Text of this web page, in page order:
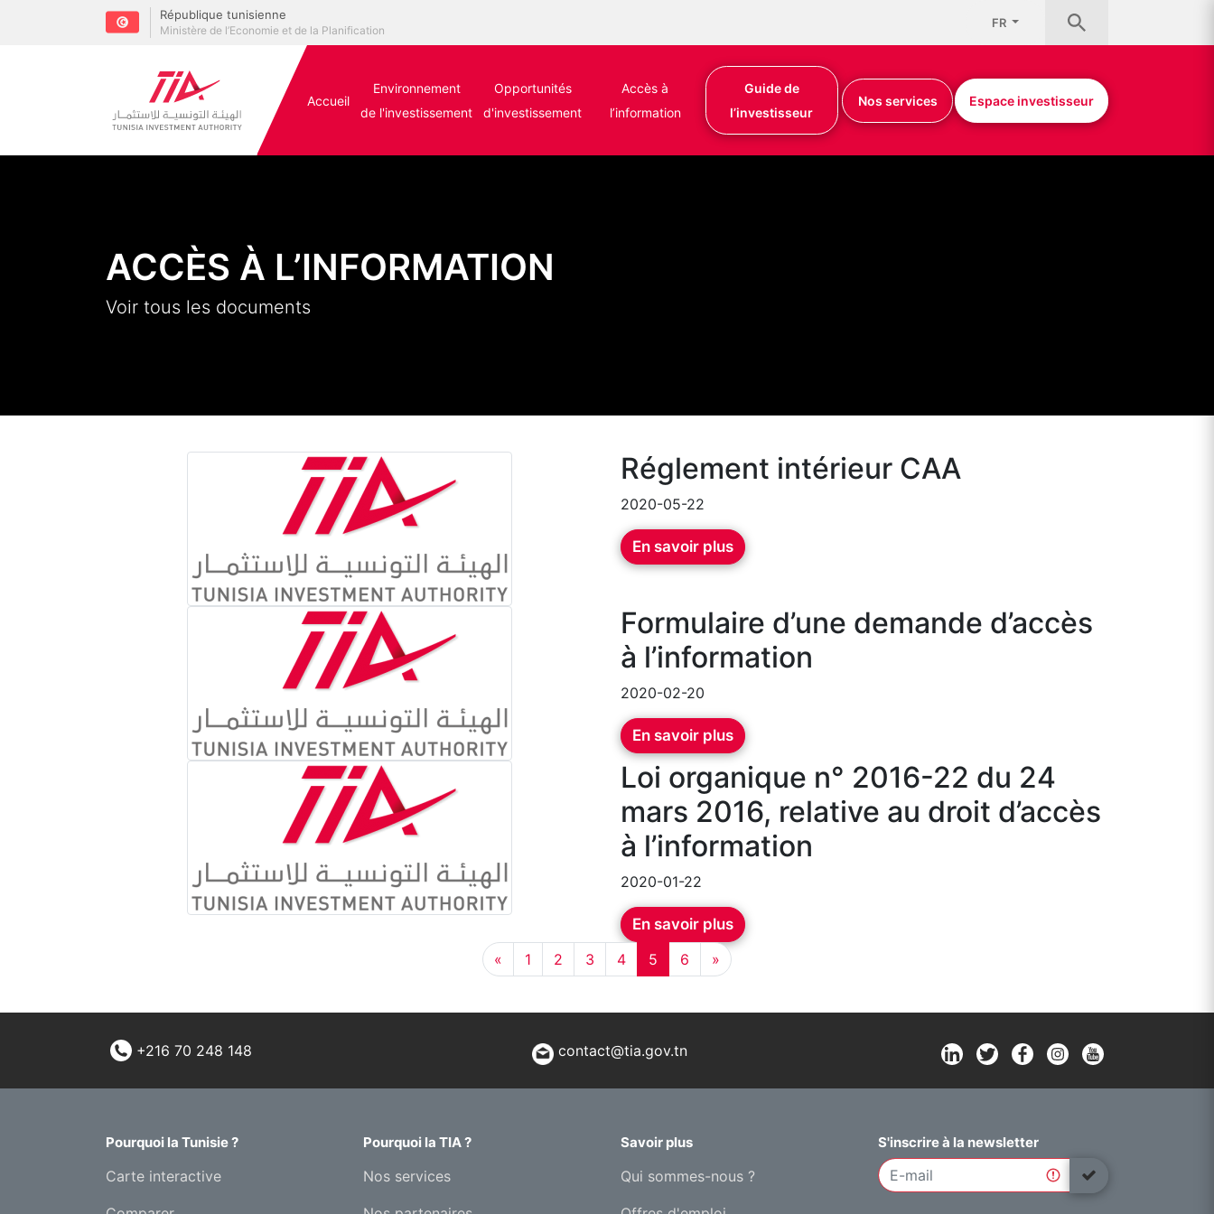
République tunisienne
Ministère de l’Economie et de la Planification
FR
Accueil
Environnement
de l'investissement
Opportunités
d'investissement
Accès à
l’information
Guide de
l’investisseur
Nos services Espace investisseur
ACCÈS À L’INFORMATION
Voir tous les documents
Réglement intérieur CAA
2020-05-22
En savoir plus
Formulaire d’une demande d’accès
à l’information
2020-02-20
En savoir plus
Loi organique n° 2016-22 du 24
mars 2016, relative au droit d’accès
à l’information
2020-01-22
En savoir plus
«
1 2 3 4 5 6 »
+216 70 248 148 contact@tia.gov.tn
Pourquoi la Tunisie ?
Carte interactive
Pourquoi la TIA ?
Nos services
Savoir plus
Qui sommes-nous ?
S'inscrire à la newsletter